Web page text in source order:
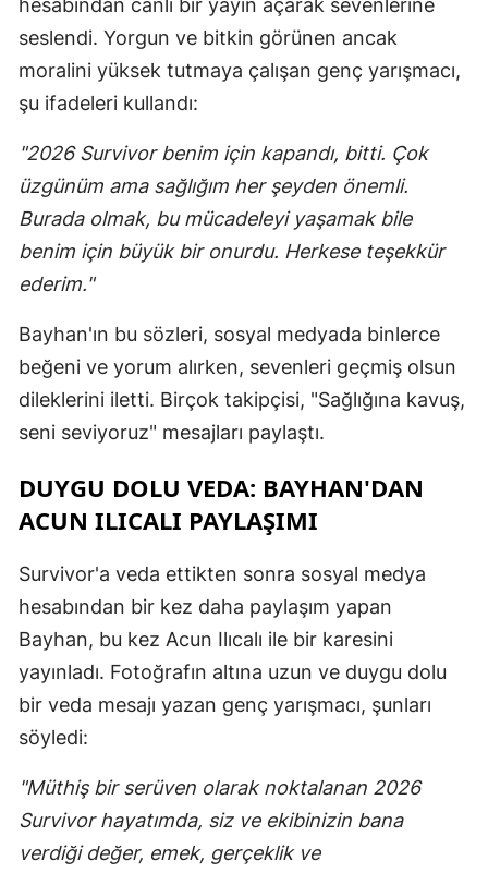
hesabından canlı bir yayın açarak sevenlerine
seslendi. Yorgun ve bitkin görünen ancak
moralini yüksek tutmaya çalışan genç yarışmacı,
şu ifadeleri kullandı:
"2026 Survivor benim için kapandı, bitti. Çok
üzgünüm ama sağlığım her şeyden önemli.
Burada olmak, bu mücadeleyi yaşamak bile
benim için büyük bir onurdu. Herkese teşekkür
ederim."
Bayhan'ın bu sözleri, sosyal medyada binlerce
beğeni ve yorum alırken, sevenleri geçmiş olsun
dileklerini iletti. Birçok takipçisi, "Sağlığına kavuş,
seni seviyoruz" mesajları paylaştı.
DUYGU DOLU VEDA: BAYHAN'DAN
ACUN ILICALI PAYLAŞIMI
Survivor'a veda ettikten sonra sosyal medya
hesabından bir kez daha paylaşım yapan
Bayhan, bu kez Acun Ilıcalı ile bir karesini
yayınladı. Fotoğrafın altına uzun ve duygu dolu
bir veda mesajı yazan genç yarışmacı, şunları
söyledi:
"Müthiş bir serüven olarak noktalanan 2026
Survivor hayatımda, siz ve ekibinizin bana
verdiği değer, emek, gerçeklik ve